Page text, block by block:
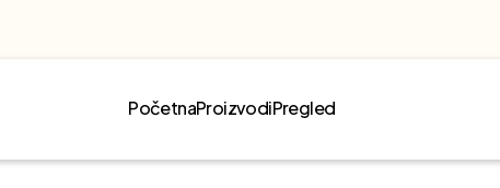
PočetnaProizvodiPregled